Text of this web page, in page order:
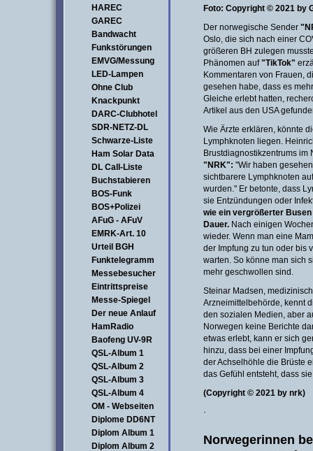
HAREC
GAREC
Bandwacht
Funkstörungen
EMVG/Messung
LED-Lampen
Ohne Club
Knackpunkt
DARC-Clubhotel
SDR-NETZ-DL
Schwarze-Liste
Ham Solar Data
DL Call-Liste
Buchstabieren
BOS-Funk
BOS+Polizei
AFuG - AFuV
EMRK-Art. 10
Urteil BGH
Funktelegramm
Messebesucher
Eintrittspreise
Messe-Spiegel
Der neue Anlauf
HamRadio
Baofeng UV-9R
QSL-Album 1
QSL-Album 2
QSL-Album 3
QSL-Album 4
OM - Webseiten
Diplome DD6NT
Diplom Album 1
Diplom Album 2
Foto: Copyright © 2021 by
Der norwegische Sender
Oslo, die sich nach einer
größeren BH zulegen
Phänomen auf"TikTok"
Kommentaren von Frauen,
gesehen habe, dass es
Gleiche erlebt hatten,
Artikel aus den USA
Wie Ärzte erklären, könnte
Lymphknoten liegen.
Brustdiagnostikzentrums
"NRK": "Wir haben
sichtbarere Lymphknoten
wurden." Er betonte, dass
sie Entzündungen oder
wie ein vergrößerter
Dauer. Nach einigen
wieder. Wenn man eine
der Impfung zu tun oder bis
warten. So könne man sich
mehr geschwollen sind.
Steinar Madsen,
Arzneimittelbehörde, kennt
den sozialen Medien, aber
Norwegen keine Berichte
etwas erlebt, kann er sich
hinzu, dass bei einer
der Achselhöhle die Brüste
das Gefühl entsteht, dass
(Copyright © 2021 by nrk)
·
Norwegerinnen